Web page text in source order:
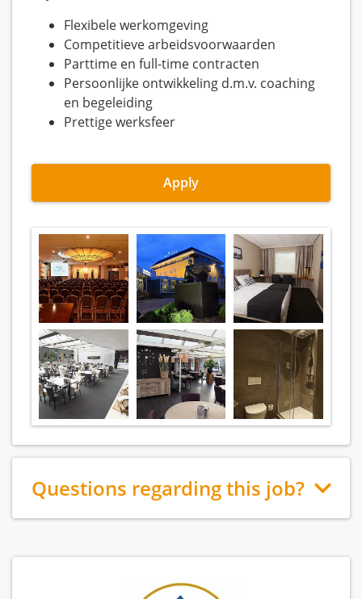
Flexibele werkomgeving
Competitieve arbeidsvoorwaarden
Parttime en full-time contracten
Persoonlijke ontwikkeling d.m.v. coaching
en begeleiding
Prettige werksfeer
Apply
Questions regarding this job?